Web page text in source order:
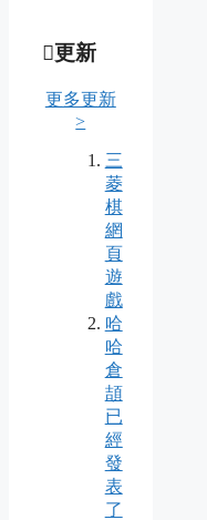
更新
更多更新
>
三
菱
棋
網
頁
遊
戲
哈
哈
倉
頡
已
經
發
表
了